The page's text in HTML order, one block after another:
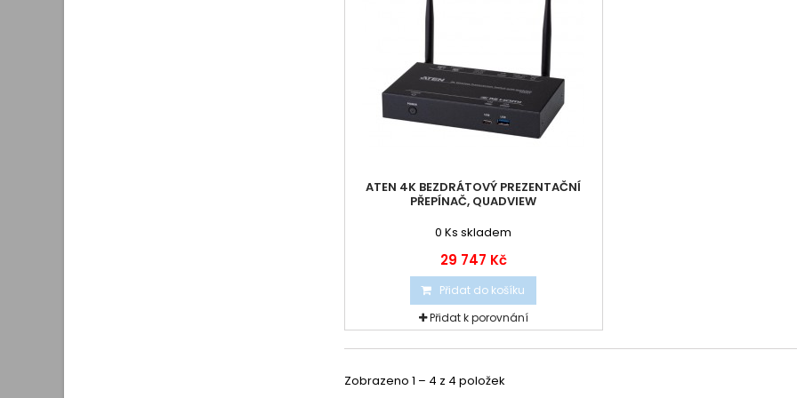
ATEN 4K BEZDRÁTOVÝ PREZENTAČNÍ
PŘEPÍNAČ, QUADVIEW
0 Ks skladem
29 747 Kč
Přidat do košíku
Přidat k porovnání
Zobrazeno 1 – 4 z 4 položek